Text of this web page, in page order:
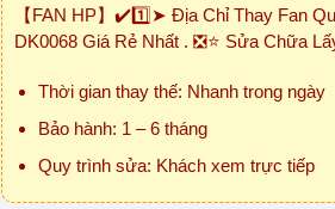
đến
【FAN HP】✔️1️⃣➤ Địa Chỉ Thay Fan
DK0068 Giá Rẻ Nhất . ❎⭐ Sửa Chữa
Thời gian thay thế: Nhanh trong ngày
Bảo hành: 1 – 6 tháng
Quy trình sửa: Khách xem trực tiếp